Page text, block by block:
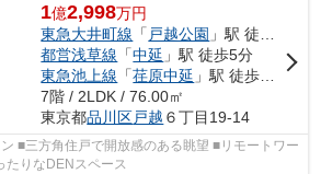
1億2,998万円
東急大井町線 「 戸越公園 」駅 徒歩3分
都営浅草線 「中延 」駅 徒歩5分
東急池上線 「荏原中延 」駅 徒歩7分
7階 / 2LDK / 76.00㎡
東京都品川区戸越 ６丁目19-14
■三方角住戸で開放感のある眺望 ■リモートワー
たりなDENスペース